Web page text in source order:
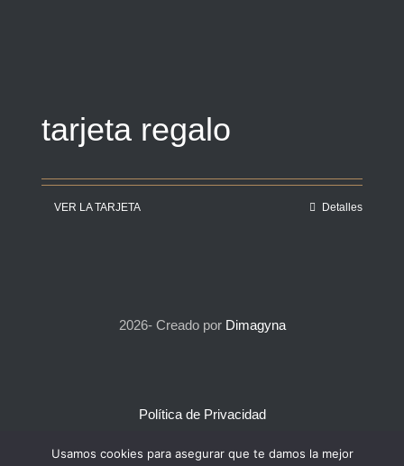
tarjeta regalo
VER LA TARJETA Detalles
2026- Creado por Dimagyna
Política de Privacidad
Usamos cookies para asegurar que te damos la mejor